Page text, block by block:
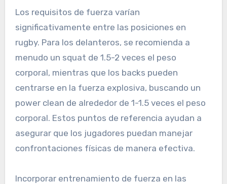
Los requisitos de fuerza varían
significativamente entre las posiciones en
rugby. Para los delanteros, se recomienda a
menudo un squat de 1.5-2 veces el peso
corporal, mientras que los backs pueden
centrarse en la fuerza explosiva, buscando un
power clean de alrededor de 1-1.5 veces el peso
corporal. Estos puntos de referencia ayudan a
asegurar que los jugadores puedan manejar
confrontaciones físicas de manera efectiva.
Incorporar entrenamiento de fuerza en las